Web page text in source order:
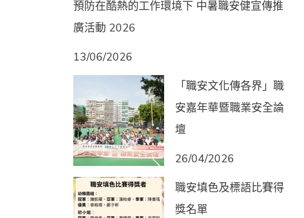
預防在酷熱的工作環境下 中暑職安健宣傳推
廣活動 2026
13/06/2026
「職安文化傳各界」職
安嘉年華暨職業安全論
壇
26/04/2026
職安填色及標語比賽得
獎名單